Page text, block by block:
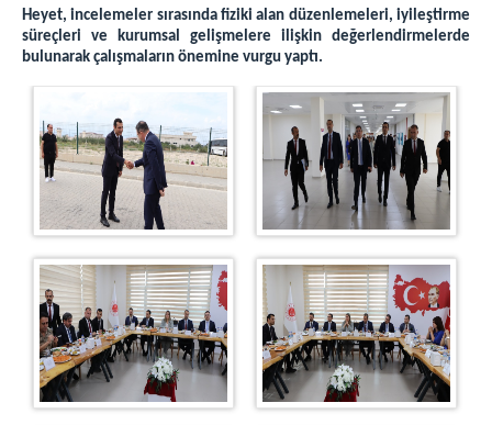
Heyet, incelemeler sırasında fiziki alan düzenlemeleri, iyileştirme
süreçleri ve kurumsal gelişmelere ilişkin değerlendirmelerde
bulunarak çalışmaların önemine vurgu yaptı.